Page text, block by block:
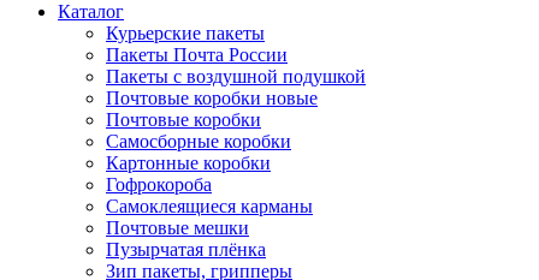
Каталог
Курьерские пакеты
Пакеты Почта России
Пакеты с воздушной подушкой
Почтовые коробки новые
Почтовые коробки
Самосборные коробки
Картонные коробки
Гофрокороба
Самоклеящиеся карманы
Почтовые мешки
Пузырчатая плёнка
Зип пакеты, грипперы